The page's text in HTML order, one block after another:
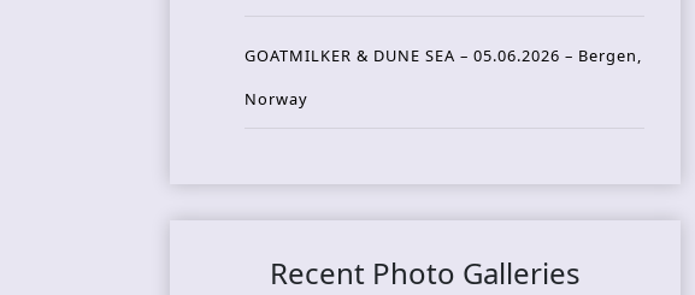
GOATMILKER & DUNE SEA – 05.06.2026 – Bergen,
Norway
Recent Photo Galleries